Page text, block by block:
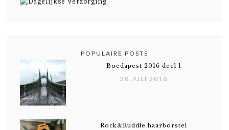
POPULAIRE POSTS
Boedapest 2016 deel 1
28 JULI 2016
Rock&Ruddle haarborstel